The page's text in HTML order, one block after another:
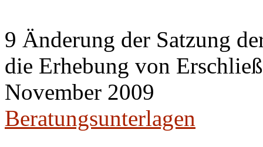
9 Änderung der Satzung
die Erhebung von
November 2009
Beratungsunterlagen